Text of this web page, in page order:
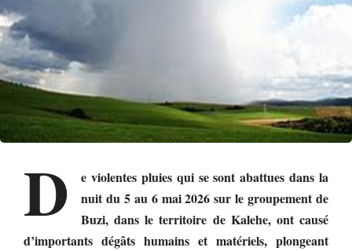
D
e violentes pluies qui se sont abattues dans la
nuit du 5 au 6 mai 2026 sur le groupement de
Buzi, dans le territoire de Kalehe, ont causé
d’importants dégâts humains et matériels, plongeant